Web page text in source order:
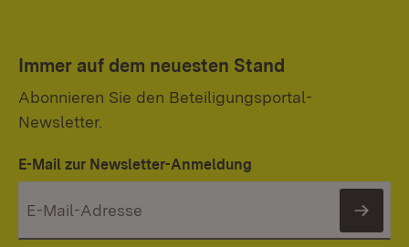
Immer auf dem neuesten Stand
Abonnieren Sie den Beteiligungsportal-
Newsletter.
E-Mail zur Newsletter-Anmeldung